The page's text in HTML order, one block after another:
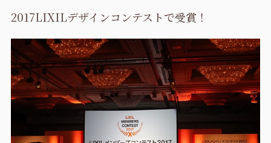
2017LIXILデザインコンテストで受賞！